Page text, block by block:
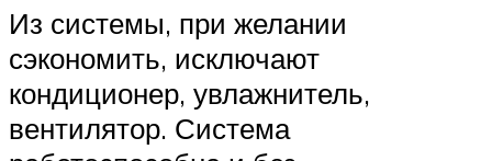
Из системы, при желании
сэкономить, исключают
кондиционер, увлажнитель,
вентилятор. Система